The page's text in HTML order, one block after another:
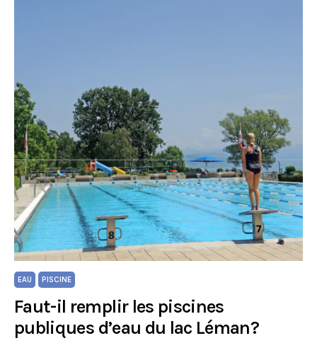
EAU PISCINE
Faut-il remplir les piscines
publiques d’eau du lac Léman?